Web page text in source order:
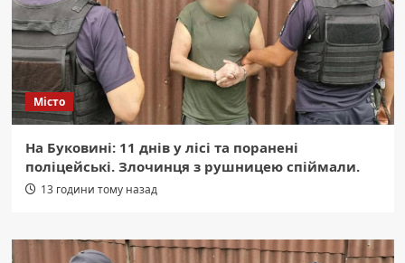
Місто
На Буковині: 11 днів у лісі та поранені
поліцейські. Злочинця з рушницею спіймали.
13 години тому назад